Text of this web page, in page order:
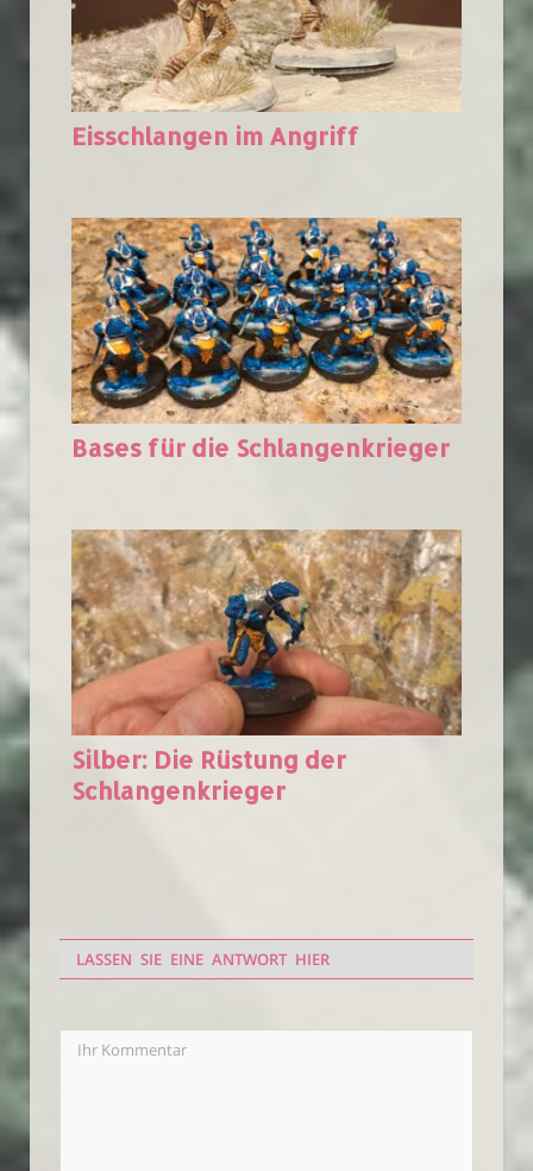
Eisschlangen im Angriff
Bases für die Schlangenkrieger
Silber: Die Rüstung der
Schlangenkrieger
LASSEN SIE EINE ANTWORT HIER